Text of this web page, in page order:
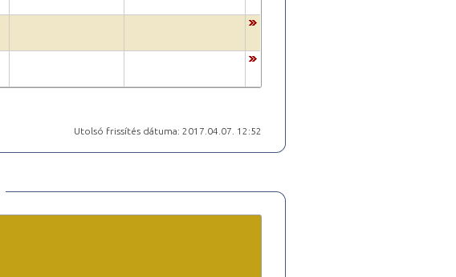
Utolsó frissítés dátuma: 2017.04.07. 12:52